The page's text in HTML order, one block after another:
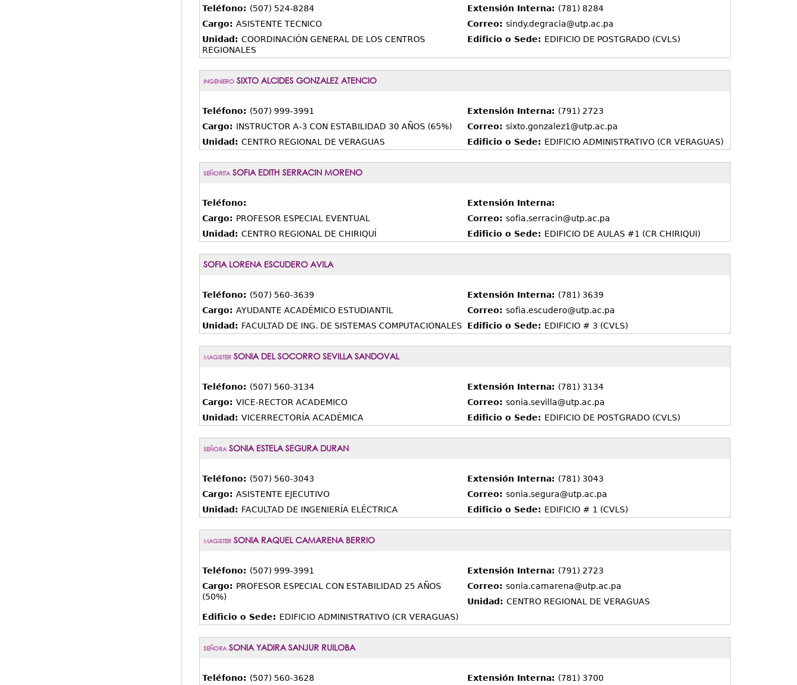
Teléfono: (507) 524-8284 Extensión Interna: (781) 8284
Cargo: ASISTENTE TECNICO Correo: sindy.degracia@utp.ac.pa
Unidad: COORDINACIÓN GENERAL DE LOS CENTROS
REGIONALES
Edificio o Sede: EDIFICIO DE POSTGRADO (CVLS)
INGENIEROSIXTO ALCIDES GONZALEZ ATENCIO
Teléfono: (507) 999-3991 Extensión Interna: (791) 2723
Cargo: INSTRUCTOR A-3 CON ESTABILIDAD 30 AÑOS (65%) Correo: sixto.gonzalez1@utp.ac.pa
Unidad: CENTRO REGIONAL DE VERAGUAS Edificio o Sede: EDIFICIO ADMINISTRATIVO (CR VERAGUAS)
SEÑORITASOFIA EDITH SERRACIN MORENO
Teléfono:
Extensión Interna:
Cargo: PROFESOR ESPECIAL EVENTUAL Correo: sofia.serracin@utp.ac.pa
Unidad: CENTRO REGIONAL DE CHIRIQUÍ Edificio o Sede: EDIFICIO DE AULAS #1 (CR CHIRIQUI)
SOFIA LORENA ESCUDERO AVILA
Teléfono: (507) 560-3639 Extensión Interna: (781) 3639
Cargo: AYUDANTE ACADÉMICO ESTUDIANTIL Correo: sofia.escudero@utp.ac.pa
Unidad: FACULTAD DE ING. DE SISTEMAS COMPUTACIONALES Edificio o Sede: EDIFICIO # 3 (CVLS)
MAGISTERSONIA DEL SOCORRO SEVILLA SANDOVAL
Teléfono: (507) 560-3134 Extensión Interna: (781) 3134
Cargo: VICE-RECTOR ACADEMICO Correo: sonia.sevilla@utp.ac.pa
Unidad: VICERRECTORÍA ACADÉMICA Edificio o Sede: EDIFICIO DE POSTGRADO (CVLS)
SEÑORASONIA ESTELA SEGURA DURAN
Teléfono: (507) 560-3043 Extensión Interna: (781) 3043
Cargo: ASISTENTE EJECUTIVO Correo: sonia.segura@utp.ac.pa
Unidad: FACULTAD DE INGENIERÍA ELÉCTRICA Edificio o Sede: EDIFICIO # 1 (CVLS)
MAGISTERSONIA RAQUEL CAMARENA BERRIO
Teléfono: (507) 999-3991 Extensión Interna: (791) 2723
Cargo: PROFESOR ESPECIAL CON ESTABILIDAD 25 AÑOS
(50%)
Correo: sonia.camarena@utp.ac.pa
Unidad: CENTRO REGIONAL DE VERAGUAS
Edificio o Sede: EDIFICIO ADMINISTRATIVO (CR VERAGUAS)
SEÑORASONIA YADIRA SANJUR RUILOBA
Teléfono: (507) 560-3628 Extensión Interna: (781) 3700